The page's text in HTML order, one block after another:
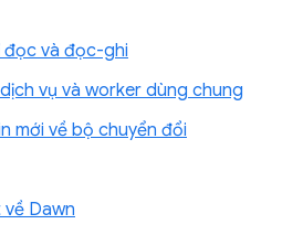
đọc và đọc-ghi
vụ và worker dùng chung
mới về bộ chuyển đổi
Dawn